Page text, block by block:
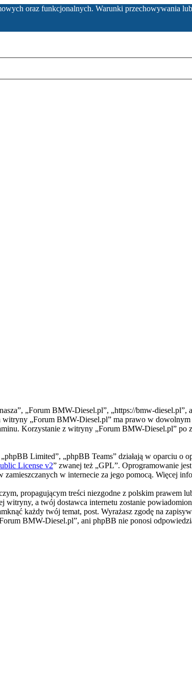
oraz funkcjonalnych. Warunki przechowywania
„Forum BMW-Diesel.pl”, „https://bmw-
„Forum BMW-Diesel.pl” ma prawo w
Korzystanie z witryny „Forum BMW-Diesel.pl” po
Limited”, „phpBB Teams” działają w oparciu
License v2” zwanej też „GPL”. Oprogramowanie
w internecie za jego pomocą. Więcej
propagującym treści niezgodne z polskim prawem
witryny, a twój dostawca internetu zostanie
każdy twój temat, post. Wyrażasz zgodę na
BMW-Diesel.pl”, ani phpBB nie ponosi